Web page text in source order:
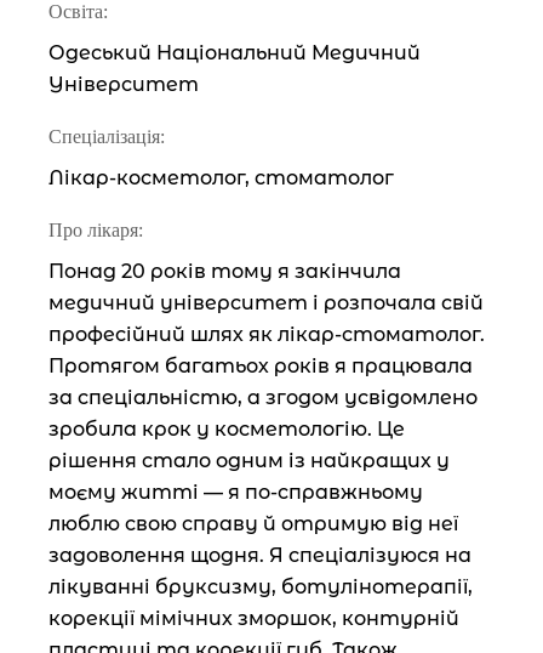
Освіта:
Одеський Національний Медичний
Університет
Спеціалізація:
Лікар-косметолог, стоматолог
Про лікаря:
Понад 20 років тому я закінчила
медичний університет і розпочала свій
професійний шлях як лікар-стоматолог.
Протягом багатьох років я працювала
за спеціальністю, а згодом усвідомлено
зробила крок у косметологію. Це
рішення стало одним із найкращих у
моєму житті — я по-справжньому
люблю свою справу й отримую від неї
задоволення щодня. Я спеціалізуюся на
лікуванні бруксизму, ботулінотерапії,
корекції мімічних зморшок, контурній